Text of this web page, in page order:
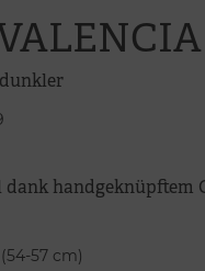
dank handgeknüpftem
57 cm)